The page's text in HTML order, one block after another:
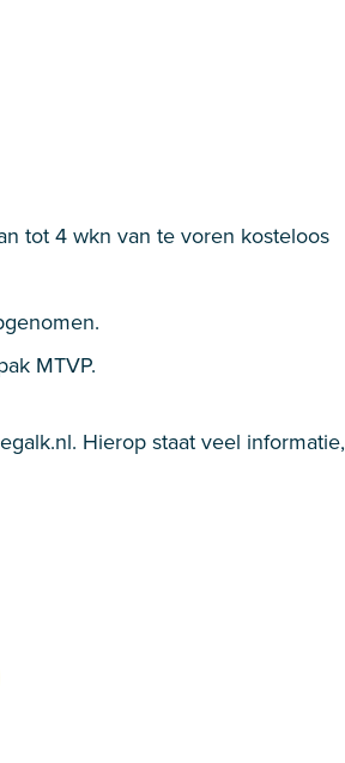
tot 4 wkn van te voren kosteloos
MTVP.
Hierop staat veel informatie,